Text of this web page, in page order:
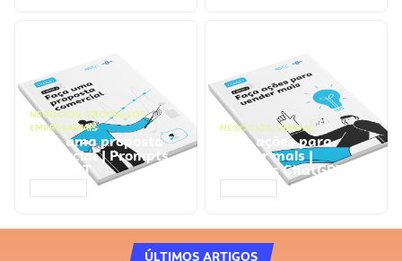
NEGÓCIOS, PROCESSOS
EMPRESARIAIS
Faça uma proposta
comercial | Prompts
ChatGPT
NEGÓCIOS, VENDAS
Faça ações para
vender mais |
Prompts ChatGPT
ÚLTIMOS ARTIGOS